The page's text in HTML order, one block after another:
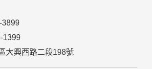
3899
1399
大興西路二段198號